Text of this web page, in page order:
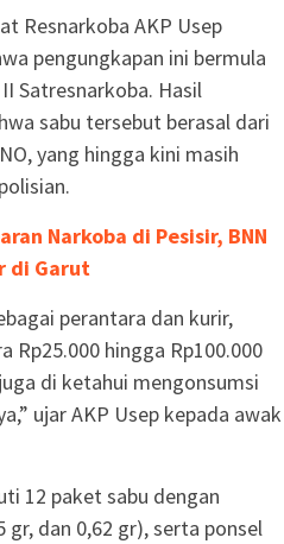
Resnarkoba AKP Usep
pengungkapan ini bermula
Satresnarkoba. Hasil
sabu tersebut berasal dari
yang hingga kini masih
Narkoba di Pesisir, BNN
di Garut
perantara dan kurir,
Rp25.000 hingga Rp100.000
di ketahui mengonsumsi
ujar AKP Usep kepada awak
12 paket sabu dengan
gr, dan 0,62 gr), serta ponsel